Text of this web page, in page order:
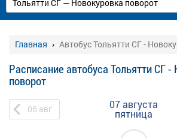
Главная Автобус Тольятти СГ -
Расписание автобуса Тольятти СГ -
поворот
06 авг 07 августа
пятница